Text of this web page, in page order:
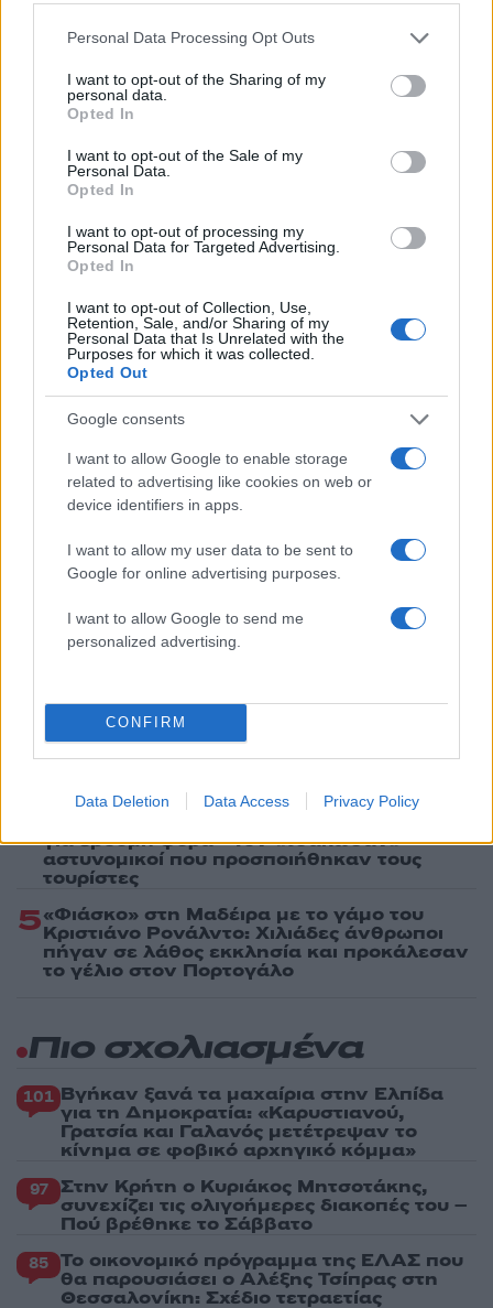
Please note that this website/app uses one or more Google
not limited to your visit or usage behaviour. You may click to
grant or deny consent to Google and its third-party tags to
use your data for below specified purposes in below Google
consent section.
Personal Data Processing Opt Outs
I want to opt-out of the Sharing of my
personal data.
Opted In
I want to opt-out of the Sale of my
Personal Data.
Opted In
I want to opt-out of processing my
Personal Data for Targeted Advertising.
Opted In
I want to opt-out of Collection, Use,
Retention, Sale, and/or Sharing of my
Personal Data that Is Unrelated with the
Purposes for which it was collected.
Opted Out
Google consents
I want to allow Google to enable storage
related to advertising like cookies on web or
device identifiers in apps.
I want to allow my user data to be sent to
Google for online advertising purposes.
I want to allow Google to send me
personalized advertising.
CONFIRM
Data Deletion Data Access Privacy Policy
2000 /2000
Όροι Χρήσης. Το site προστατεύεται από reCAPTCHA, ισχύουν
Πολιτική Απορρήτου
Lifestyle
ΖΩΔΙΑ
Ακολουθήστε το Νewsit.gr στοGoogle News
ενημερωθείτε πρώτοι για όλη την ειδησεογραφία και τα
τελευταία νέατης ημέρας
Πιο δημοφιλή
Κωνσταντίνος Αργυρός και Αλεξάνδρα
με τα δύο παιδιά τους
Ελίζαμπεθ Ελέτσι και Νεκτάριος Λεμονίδης
Ηφαίστειο Σαντορίνης: Ένας 15χρονος που
δεν πρόλαβε να ξεφύγει από το τσουνάμι
μπορεί να αλλάξει τη χρονολογία της
για έβδομη φορά - Τον «τσάκωσαν»
αστυνομικοί που προσποιήθηκαν τους
τουρίστες
5«Φιάσκο» στη Μαδέιρα με το γάμο του
Κριστιάνο Ρονάλντο: Χιλιάδες άνθρωποι
πήγαν σε λάθος εκκλησία και προκάλεσαν
το γέλιο στον Πορτογάλο
Πιο σχολιασμένα
101 Βγήκαν ξανά τα μαχαίρια στην Ελπίδα
για τη Δημοκρατία: «Καρυστιανού,
Γρατσία και Γαλανός μετέτρεψαν το
κίνημα σε φοβικό αρχηγικό κόμμα»
97 Στην Κρήτη ο Κυριάκος Μητσοτάκης,
συνεχίζει τις ολιγοήμερες διακοπές του –
Πού βρέθηκε το Σάββατο
85 Το οικονομικό πρόγραμμα της ΕΛΑΣ που
θα παρουσιάσει ο Αλέξης Τσίπρας στη
Θεσσαλονίκη: Σχέδιο τετραετίας